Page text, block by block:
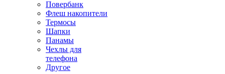
Повербанк
Флеш накопители
Термосы
Шапки
Панамы
Чехлы для
телефона
Другое